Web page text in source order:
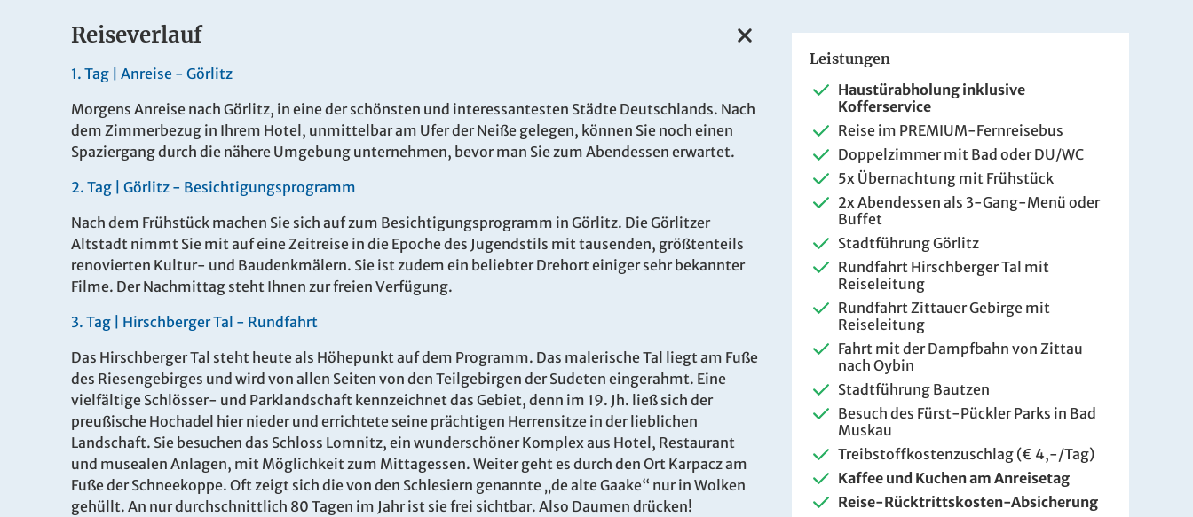
Reiseverlauf
1. Tag | Anreise - Görlitz
Morgens Anreise nach Görlitz, in eine der schönsten und interessantesten Städte Deutschlands. Nach
dem Zimmerbezug in Ihrem Hotel, unmittelbar am Ufer der Neiße gelegen, können Sie noch einen
Spaziergang durch die nähere Umgebung unternehmen, bevor man Sie zum Abendessen erwartet.
2. Tag | Görlitz - Besichtigungsprogramm
Nach dem Frühstück machen Sie sich auf zum Besichtigungsprogramm in Görlitz. Die Görlitzer
Altstadt nimmt Sie mit auf eine Zeitreise in die Epoche des Jugendstils mit tausenden, größtenteils
renovierten Kultur- und Baudenkmälern. Sie ist zudem ein beliebter Drehort einiger sehr bekannter
Filme. Der Nachmittag steht Ihnen zur freien Verfügung.
3. Tag | Hirschberger Tal - Rundfahrt
Das Hirschberger Tal steht heute als Höhepunkt auf dem Programm. Das malerische Tal liegt am Fuße
des Riesengebirges und wird von allen Seiten von den Teilgebirgen der Sudeten eingerahmt. Eine
vielfältige Schlösser- und Parklandschaft kennzeichnet das Gebiet, denn im 19. Jh. ließ sich der
preußische Hochadel hier nieder und errichtete seine prächtigen Herrensitze in der lieblichen
Landschaft. Sie besuchen das Schloss Lomnitz, ein wunderschöner Komplex aus Hotel, Restaurant
und musealen Anlagen, mit Möglichkeit zum Mittagessen. Weiter geht es durch den Ort Karpacz am
Fuße der Schneekoppe. Oft zeigt sich die von den Schlesiern genannte „de alte Gaake“ nur in Wolken
gehüllt. An nur durchschnittlich 80 Tagen im Jahr ist sie frei sichtbar. Also Daumen drücken!
Leistungen
Haustürabholung inklusive
Kofferservice
Reise im PREMIUM-Fernreisebus
Doppelzimmer mit Bad oder DU/WC
5x Übernachtung mit Frühstück
2x Abendessen als 3-Gang-Menü oder
Buffet
Stadtführung Görlitz
Rundfahrt Hirschberger Tal mit
Reiseleitung
Rundfahrt Zittauer Gebirge mit
Reiseleitung
Fahrt mit der Dampfbahn von Zittau
nach Oybin
Stadtführung Bautzen
Besuch des Fürst-Pückler Parks in Bad
Muskau
Treibstoffkostenzuschlag (€ 4,-/Tag)
Kaffee und Kuchen am Anreisetag
Reise-Rücktrittskosten-Absicherung